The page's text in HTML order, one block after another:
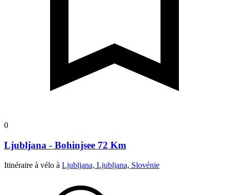
0
Ljubljana - Bohinjsee 72 Km
Itinéraire à vélo à Ljubljana, Ljubljana, Slovénie